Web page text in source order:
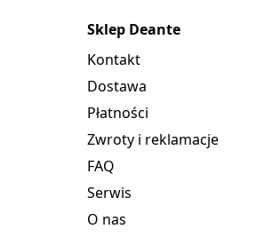
Sklep Deante
Kontakt
Dostawa
Płatności
Zwroty i reklamacje
FAQ
Serwis
O nas